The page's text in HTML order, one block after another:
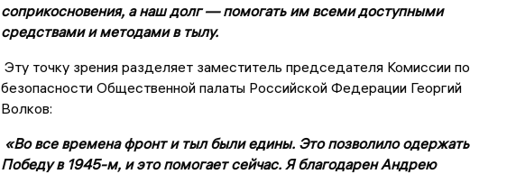
соприкосновения, а наш долг — помогать им всеми доступными
средствами и методами в тылу.
Эту точку зрения разделяет заместитель председателя Комиссии по
безопасности Общественной палаты Российской Федерации Георгий
Волков:
«Во все времена фронт и тыл были едины. Это позволило одержать
Победу в 1945-м, и это помогает сейчас. Я благодарен Андрею